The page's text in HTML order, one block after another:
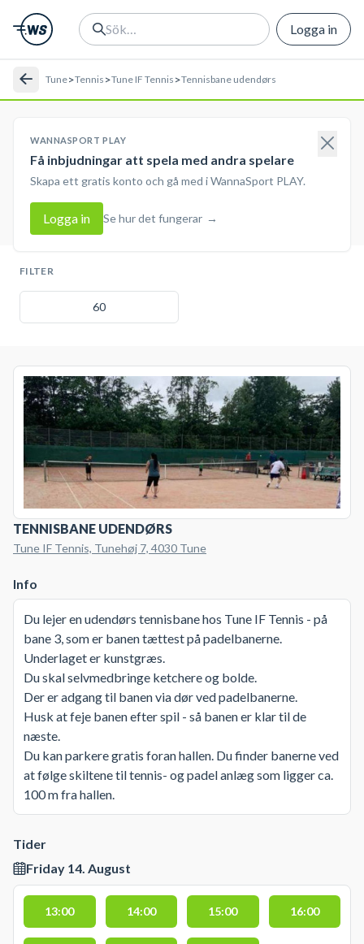
Logga in
Tune>Tennis >Tune IF Tennis >Tennisbane udendørs
WANNASPORT PLAY
Få inbjudningar att spela med andra spelare
Skapa ett gratis konto och gå med i WannaSport PLAY.
Logga in Se hur det fungerar →
FILTER
60
TENNISBANE UDENDØRS
Tune IF Tennis, Tunehøj 7, 4030 Tune
Info
Du lejer en udendørs tennisbane hos Tune IF Tennis - på
bane 3, som er banen tættest på padelbanerne.
Underlaget er kunstgræs.
Du skal selvmedbringe ketchere og bolde.
Der er adgang til banen via dør ved padelbanerne.
Husk at feje banen efter spil - så banen er klar til de
næste.
Du kan parkere gratis foran hallen. Du finder banerne ved
at følge skiltene til tennis- og padel anlæg som ligger ca.
100 m fra hallen.
Tider
Friday 14. August
13:00 14:00 15:00 16:00